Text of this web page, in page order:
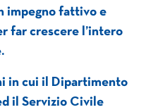
impegno fattivo e
far crescere l’intero
in cui il Dipartimento
il Servizio Civile